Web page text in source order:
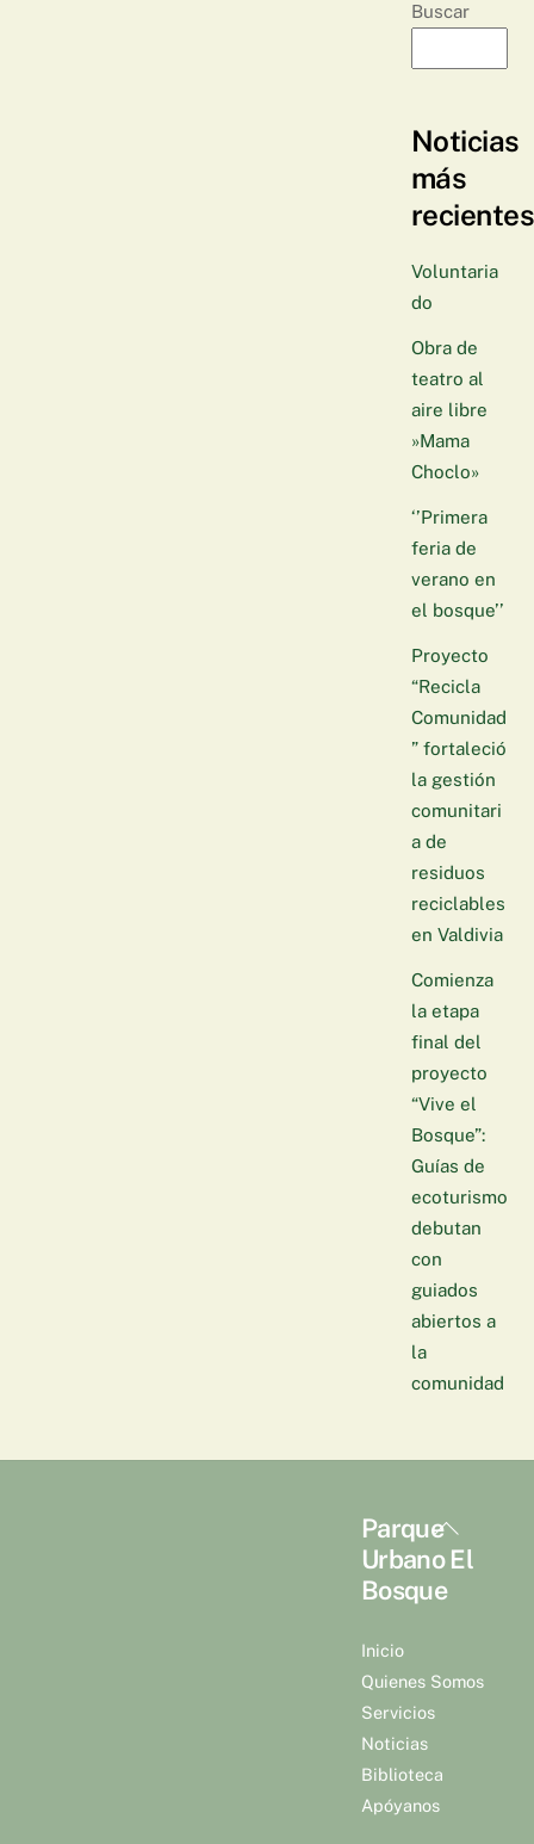
Buscar
Noticias
más
recientes
Voluntaria
do
Obra de
teatro al
aire libre
»Mama
Choclo»
‘’Primera
feria de
verano en
el bosque’’
Proyecto
“Recicla
Comunidad
” fortaleció
la gestión
comunitari
a de
residuos
reciclables
en Valdivia
Comienza
la etapa
final del
proyecto
“Vive el
Bosque”:
Guías de
ecoturismo
debutan
con
guiados
abiertos a
la
comunidad
Back
To
Top
Parque
Urbano El
Bosque
Inicio
Quienes Somos
Servicios
Noticias
Biblioteca
Apóyanos